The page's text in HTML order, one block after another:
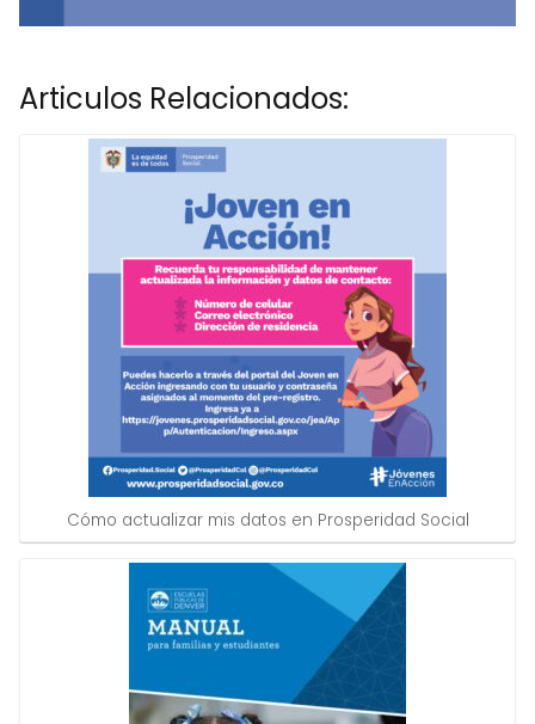
Articulos Relacionados:
Cómo actualizar mis datos en Prosperidad Social